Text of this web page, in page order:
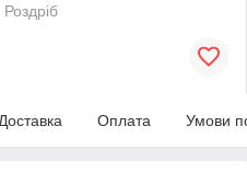
Роздріб
Доставка Оплата Умови